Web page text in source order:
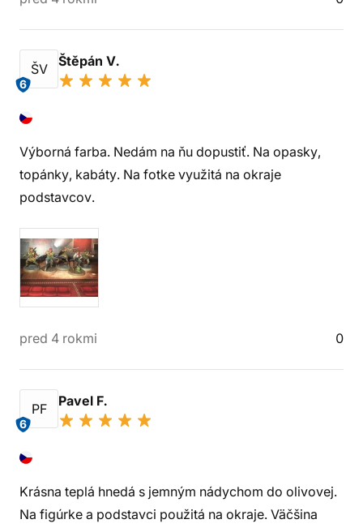
ŠV
6
Štěpán V.
Výborná farba. Nedám na ňu dopustiť. Na opasky,
topánky, kabáty. Na fotke využitá na okraje
podstavcov.
pred 4 rokmi 0
PF
6
Pavel F.
Krásna teplá hnedá s jemným nádychom do olivovej.
Na figúrke a podstavci použitá na okraje. Väčšina